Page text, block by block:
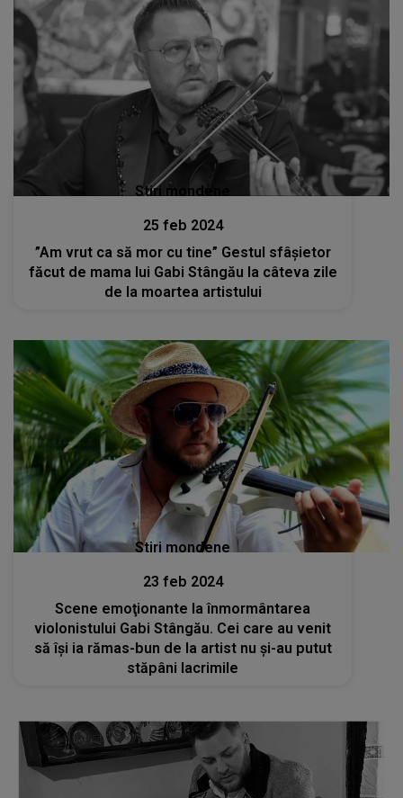
Stiri mondene
25 feb 2024
”Am vrut ca să mor cu tine” Gestul sfâșietor
făcut de mama lui Gabi Stângău la câteva zile
de la moartea artistului
Stiri mondene
23 feb 2024
Scene emoţionante la înmormântarea
violonistului Gabi Stângău. Cei care au venit
să îşi ia rămas-bun de la artist nu și-au putut
stăpâni lacrimile